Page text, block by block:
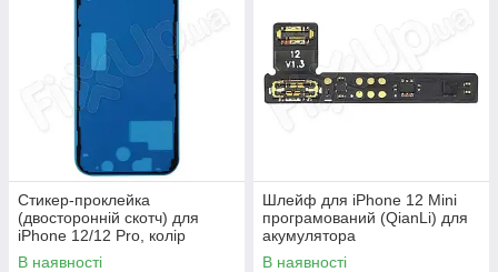
Стикер-проклейка
(двосторонній скотч) для
iPhone 12/12 Pro, колір
чорний
В наявності
Шлейф для iPhone 12 Mini
програмований (QianLi) для
акумулятора
В наявності